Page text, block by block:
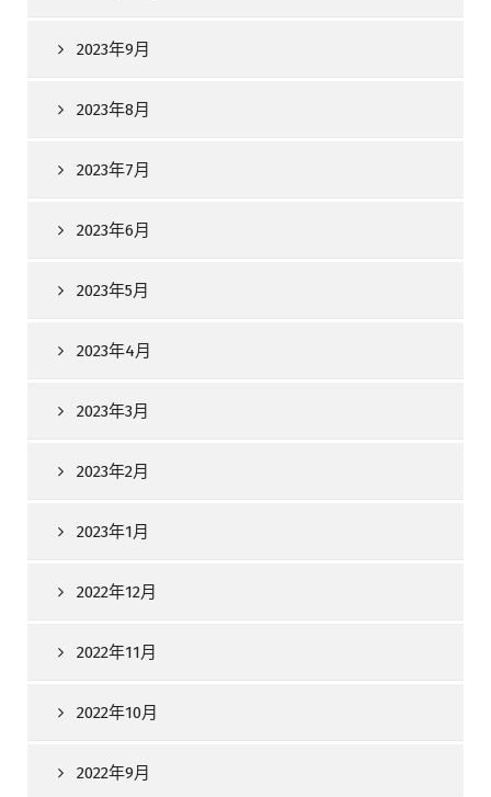
2023年9月
2023年8月
2023年7月
2023年6月
2023年5月
2023年4月
2023年3月
2023年2月
2023年1月
2022年12月
2022年11月
2022年10月
2022年9月